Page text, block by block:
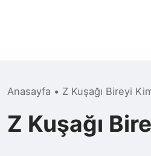
Anasayfa • Z Kuşağı Bireyi
Z Kuşağı